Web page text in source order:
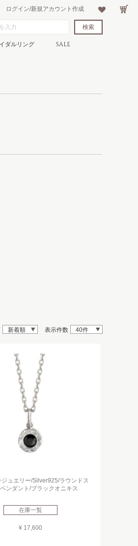
ダルリング SALE
新着順 表示件数 40件
ュエリー/Silver925/ラウンドス
ペンダント/ブラックオニキス
在庫一覧
¥ 17,600
ログイン/新規アカウント作成